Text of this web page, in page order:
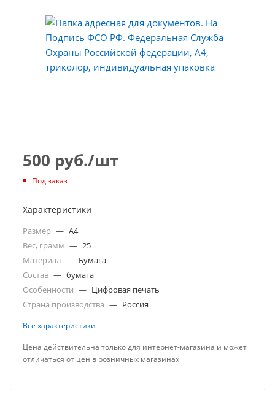
500 руб./шт
Под заказ
Характеристики
Размер — A4
Вес, грамм — 25
Материал — Бумага
Состав — бумага
Особенности — Цифровая печать
Страна производства — Россия
Все характеристики
Цена действительна только для интернет-магазина и может
отличаться от цен в розничных магазинах